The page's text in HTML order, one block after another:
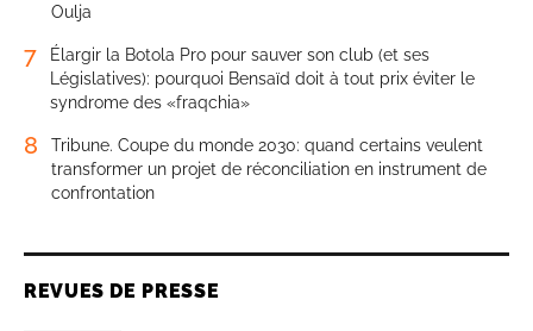
Oulja
7
Élargir la Botola Pro pour sauver son club (et ses
Législatives): pourquoi Bensaïd doit à tout prix éviter le
syndrome des «fraqchia»
8
Tribune. Coupe du monde 2030: quand certains veulent
transformer un projet de réconciliation en instrument de
confrontation
REVUES DE PRESSE